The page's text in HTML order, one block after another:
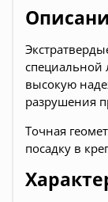
специальной
высокую
разрушения
Точная
посадку в